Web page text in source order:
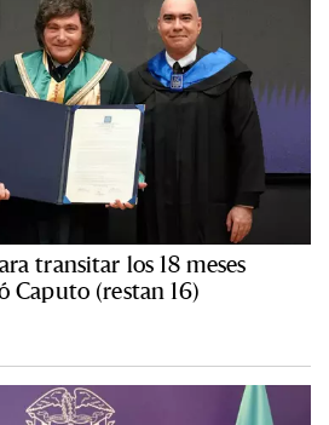
transitar los 18 meses
Caputo (restan 16)